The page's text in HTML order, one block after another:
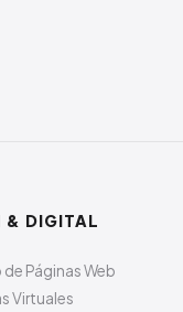
& DIGITAL
de Páginas Web
Virtuales